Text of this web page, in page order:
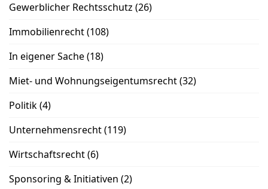
Gewerblicher Rechtsschutz (26)
Immobilienrecht(108)
In eigener Sache(18)
Miet- und Wohnungseigentumsrecht(32)
Politik(4)
Unternehmensrecht(119)
Wirtschaftsrecht(6)
Sponsoring & Initiativen (2)